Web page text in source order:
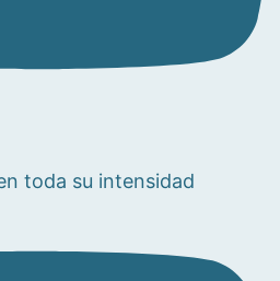
toda su intensidad